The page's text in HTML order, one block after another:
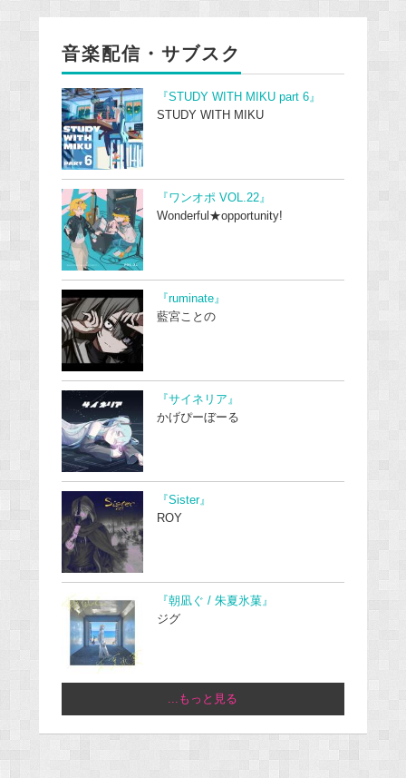
音楽配信・サブスク
『STUDY WITH MIKU part 6』
STUDY WITH MIKU
『ワンオポ VOL.22』
Wonderful★opportunity!
『ruminate』
藍宮ことの
『サイネリア』
かげぴーぼーる
『Sister』
ROY
『朝凪ぐ / 朱夏氷菓』
ジグ
...もっと見る